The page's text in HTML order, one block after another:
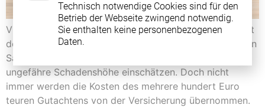
Viele Berliner und Brandenburg: Nach einem Unfall geht
der Stress erst richtig los. In der Regel muss nämlich ein
Sachverständiger das Auto anschauen und die
ungefähre Schadenshöhe einschätzen. Doch nicht
immer werden die Kosten des mehrere hundert Euro
teuren Gutachtens von der Versicherung übernommen.
Technisch notwendige Cookies sind für den
Betrieb der Webseite zwingend notwendig.
Sie enthalten keine personenbezogenen
Daten.